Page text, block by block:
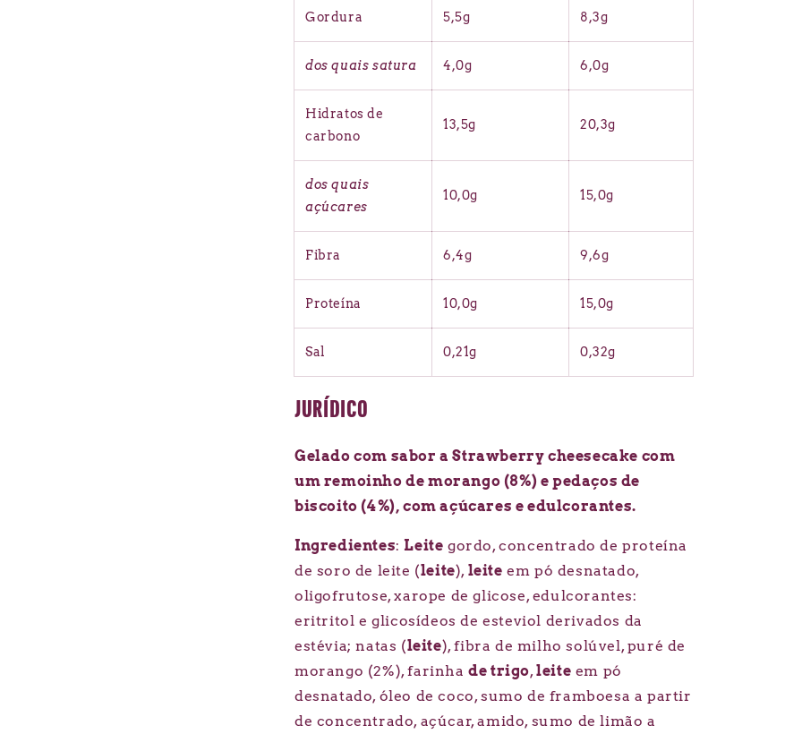
Gordura 5,5g 8,3g
dos quais satura 4,0g 6,0g
Hidratos de
carbono
13,5g 20,3g
dos quais
açúcares
10,0g 15,0g
Fibra 6,4g 9,6g
Proteína 10,0g 15,0g
Sal 0,21g 0,32g
JURÍDICO
Gelado com sabor a Strawberry cheesecake com
um remoinho de morango (8%) e pedaços de
biscoito (4%), com açúcares e edulcorantes.
Ingredientes:Leite gordo, concentrado de proteína
de soro de leite (leite), leite em pó desnatado,
oligofrutose, xarope de glicose, edulcorantes:
eritritol e glicosídeos de esteviol derivados da
estévia; natas (leite), fibra de milho solúvel, puré de
morango (2%), farinhade trigo,leite em pó
desnatado, óleo de coco, sumo de framboesa a partir
de concentrado, açúcar, amido, sumo de limão a